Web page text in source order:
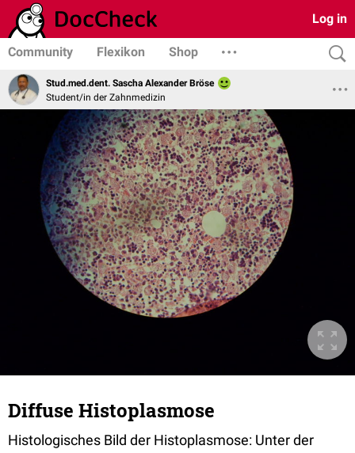
Log in
Community Flexikon Shop
Stud.med.dent. Sascha Alexander Bröse
Student/in der Zahnmedizin
Diffuse Histoplasmose
Histologisches Bild der Histoplasmose: Unter der